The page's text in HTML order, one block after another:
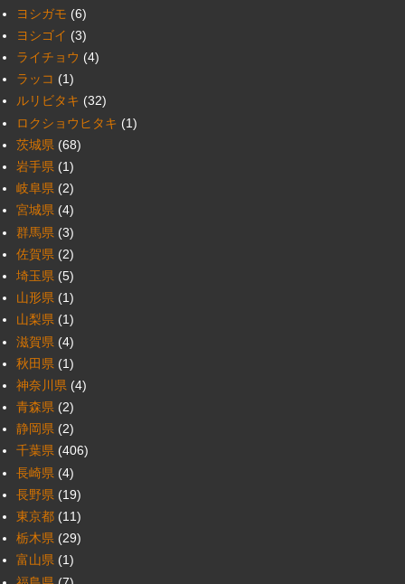
ヨシガモ (6)
ヨシゴイ (3)
ライチョウ (4)
ラッコ (1)
ルリビタキ (32)
ロクショウヒタキ (1)
茨城県 (68)
岩手県 (1)
岐阜県 (2)
宮城県 (4)
群馬県 (3)
佐賀県 (2)
埼玉県 (5)
山形県 (1)
山梨県 (1)
滋賀県 (4)
秋田県 (1)
神奈川県 (4)
青森県 (2)
静岡県 (2)
千葉県 (406)
長崎県 (4)
長野県 (19)
東京都 (11)
栃木県 (29)
富山県 (1)